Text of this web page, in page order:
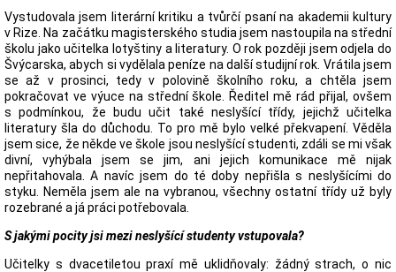
Vystudovala jsem literární kritiku a tvůrčí psaní na akademii kultury
v Rize. Na začátku magisterského studia jsem nastoupila na střední
školu jako učitelka lotyštiny a literatury. O rok později jsem odjela do
Švýcarska, abych si vydělala peníze na další studijní rok. Vrátila jsem
se až v prosinci, tedy v polovině školního roku, a chtěla jsem
pokračovat ve výuce na střední škole. Ředitel mě rád přijal, ovšem
s podmínkou, že budu učit také neslyšící třídy, jejichž učitelka
literatury šla do důchodu. To pro mě bylo velké překvapení. Věděla
jsem sice, že někde ve škole jsou neslyšící studenti, zdáli se mi však
divní, vyhýbala jsem se jim, ani jejich komunikace mě nijak
nepřitahovala. A navíc jsem do té doby nepřišla s neslyšícími do
styku. Neměla jsem ale na vybranou, všechny ostatní třídy už byly
rozebrané a já práci potřebovala.
S jakými pocity jsi mezi neslyšící studenty vstupovala?
Učitelky s dvacetiletou praxí mě uklidňovaly: žádný strach, o nic